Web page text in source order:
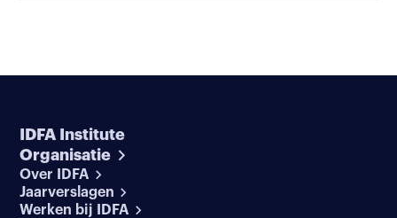
IDFA Institute
Organisatie
Over IDFA
Jaarverslagen
Werken bij IDFA